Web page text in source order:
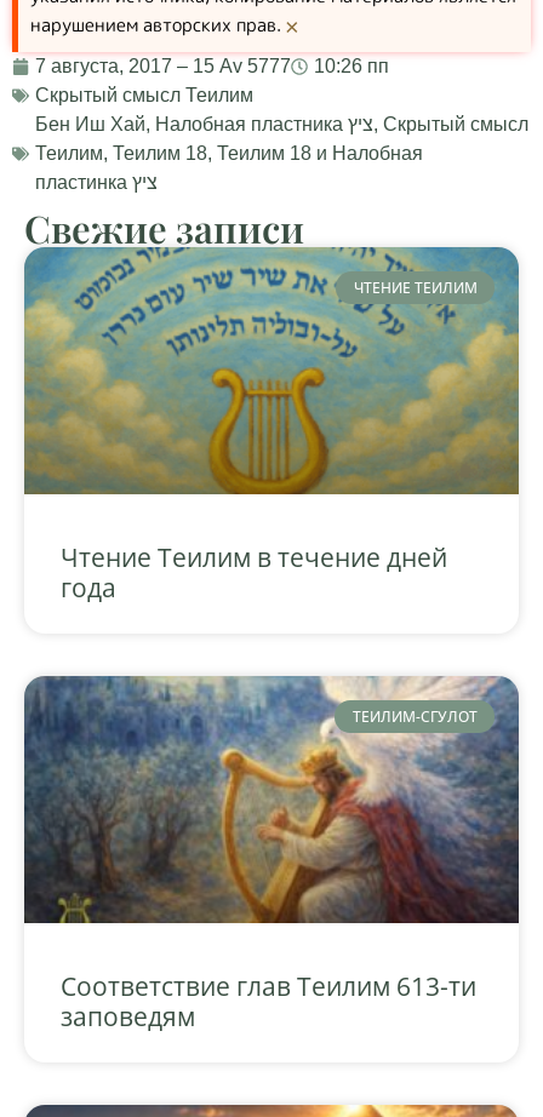
нарушением авторских прав. ×
7 августа, 2017 – 15 Av 5777
10:26 пп
Скрытый смысл Теилим
Бен Иш Хай, Налобная пластника ציץ, Скрытый смысл
Теилим, Теилим 18, Теилим 18 и Налобная
пластинка ציץ
Свежие записи
ЧТЕНИЕ ТЕИЛИМ
Чтение Теилим в течение дней
года
ТЕИЛИМ-СГУЛОТ
Соответствие глав Теилим 613-ти
заповедям